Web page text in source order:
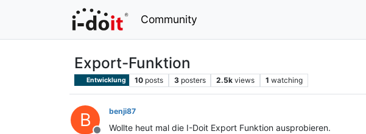
Community
Export-Funktion
Entwicklung 10 posts 3 posters 2.5k views 1 watching
B benji87
Wollte heut mal die I-Doit Export Funktion ausprobieren.